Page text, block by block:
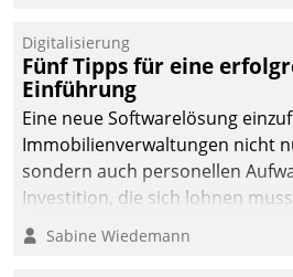
Digitalisierung
Fünf Tipps für eine
Einführung
Eine neue Softwarelösung
Immobilienverwaltungen nicht
sondern auch personellen
Investition, die sich lohnen
nachhaltige Optimierung der
dieses Ziel erreicht wird, sollten
Sabine Wiedemann